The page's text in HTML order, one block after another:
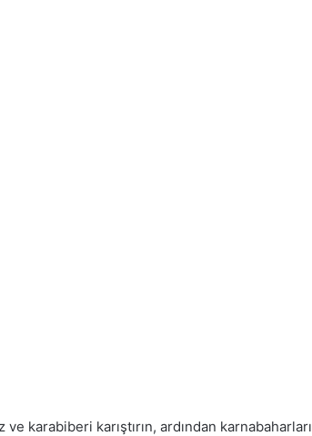
karabiberi karıştırın, ardından karnabaharları